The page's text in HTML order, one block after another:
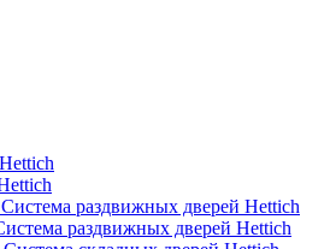
раздвижных дверей Hettich
раздвижных дверей Hettich